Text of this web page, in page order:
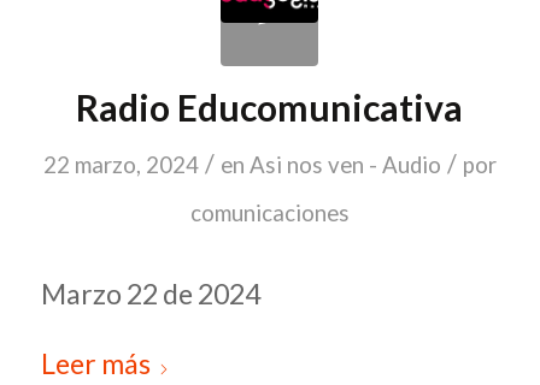
Radio Educomunicativa
22 marzo, 2024 / en Asi nos ven - Audio / por
comunicaciones
Marzo 22 de 2024
Leer más